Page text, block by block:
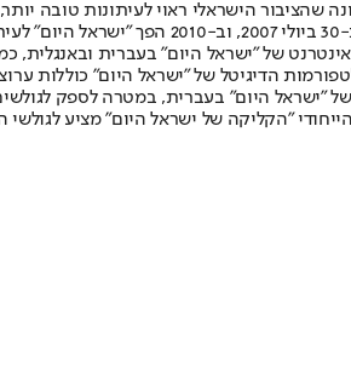
הישראלי ראוי לעיתונות טובה
תשלום. המהדורה המודפסת
הדיגיטל של "ישראל היום" כוללות
של "ישראל היום" בעברית, במטרה לספק
"הקליקה של ישראל היום" מציע